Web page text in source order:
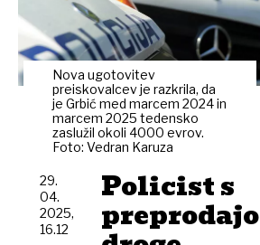
Nova ugotovitev
preiskovalcev je razkrila, da
je Grbić med marcem 2024 in
marcem 2025 tedensko
zaslužil okoli 4000 evrov.
Foto: Vedran Karuza
Policist s
preprodajo
29.
04.
2025,
16.12